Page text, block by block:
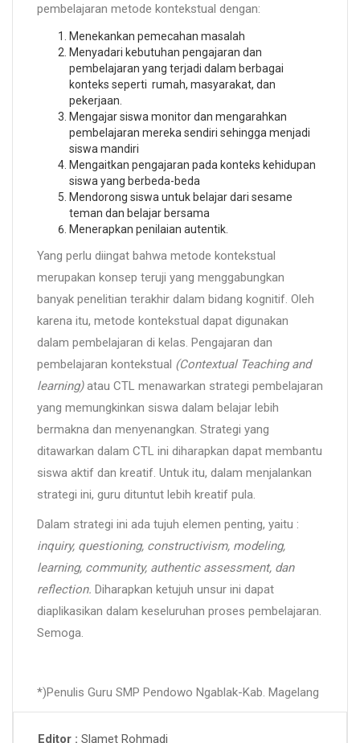
pembelajaran metode kontekstual dengan:
Menekankan pemecahan masalah
Menyadari kebutuhan pengajaran dan
pembelajaran yang terjadi dalam berbagai
konteks seperti rumah, masyarakat, dan
pekerjaan.
Mengajar siswa monitor dan mengarahkan
pembelajaran mereka sendiri sehingga menjadi
siswa mandiri
Mengaitkan pengajaran pada konteks kehidupan
siswa yang berbeda-beda
Mendorong siswa untuk belajar dari sesame
teman dan belajar bersama
Menerapkan penilaian autentik.
Yang perlu diingat bahwa metode kontekstual
merupakan konsep teruji yang menggabungkan
banyak penelitian terakhir dalam bidang kognitif. Oleh
karena itu, metode kontekstual dapat digunakan
dalam pembelajaran di kelas. Pengajaran dan
pembelajaran kontekstual (Contextual Teaching and
learning)atau CTL menawarkan strategi pembelajaran
yang memungkinkan siswa dalam belajar lebih
bermakna dan menyenangkan. Strategi yang
ditawarkan dalam CTL ini diharapkan dapat membantu
siswa aktif dan kreatif. Untuk itu, dalam menjalankan
strategi ini, guru dituntut lebih kreatif pula.
Dalam strategi ini ada tujuh elemen penting, yaitu :
inquiry, questioning, constructivism, modeling,
learning, community, authentic assessment, dan
reflection. Diharapkan ketujuh unsur ini dapat
diaplikasikan dalam keseluruhan proses pembelajaran.
Semoga.
*)Penulis Guru SMP Pendowo Ngablak-Kab. Magelang
Editor Slamet Rohmadi